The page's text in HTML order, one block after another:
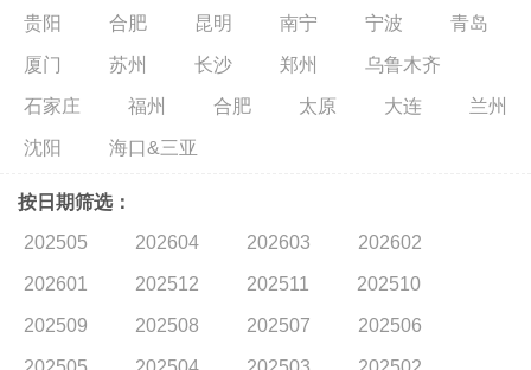
贵阳 合肥 昆明 南宁 宁波 青岛
厦门 苏州 长沙 郑州 乌鲁木齐
石家庄 福州 合肥 太原 大连 兰州
沈阳 海口&三亚
按日期筛选：
202505
202604 202603 202602
202601 202512 202511 202510
202509 202508 202507 202506